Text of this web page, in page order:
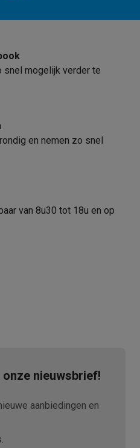
snel mogelijk verder te
en nemen zo snel
van 8u30 tot 18u en op
nieuwsbrief!
aanbiedingen en